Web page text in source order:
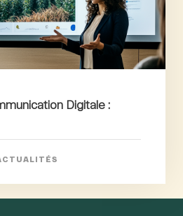
Digitale :